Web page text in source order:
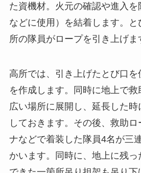
た資機材。火元の確認や進入
などに使用）を結着します。
所の隊員がロープを引き上げま
高所では、引き上げたとび口を
を作成します。同時に地上で
広い場所に展開し、延長した
しておきます。その後、救助
ナなどで着装した隊員4名が三
かいます。同時に、地上に残